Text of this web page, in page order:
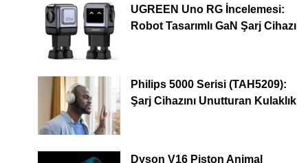
UGREEN Uno RG İncelemesi:
Robot Tasarımlı GaN Şarj Cihazı
Philips 5000 Serisi (TAH5209):
Şarj Cihazını Unutturan Kulaklık
Dyson V16 Piston Animal